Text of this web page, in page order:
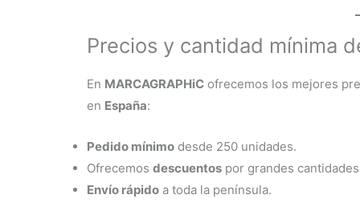
Precios y cantidad mínima
En MARCAGRAPHiC ofrecemos los mejores
en España:
Pedido mínimo desde 250 unidades.
Ofrecemos descuentos por grandes
Envío rápido a toda la península.